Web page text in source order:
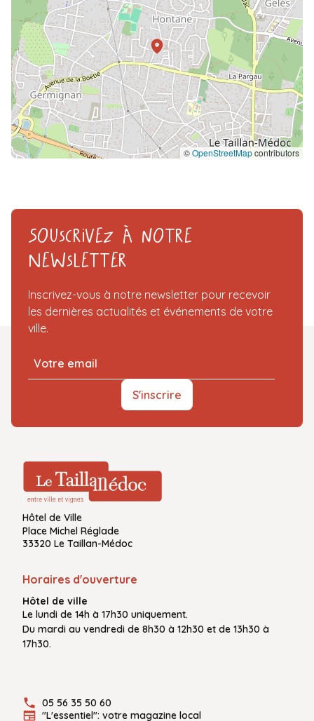
©OpenStreetMapcontributors
Souscrivez à notre
Newsletter
Inscrivez-vous à notre newsletter pour recevoir
les dernières actualités et événements de votre
ville.
S'inscrire
Hôtel de Ville
Place Michel Réglade
33320 Le Taillan-Médoc
Horaires d'ouverture
Hôtel de ville
Le lundi de 14h à 17h30 uniquement.
Du mardi au vendredi de 8h30 à 12h30 et de 13h30 à
17h30.
05 56 35 50 60
"L'essentiel": votre magazine local